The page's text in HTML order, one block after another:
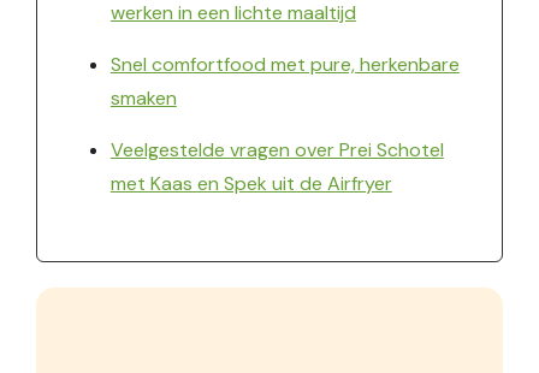
werken in een lichte maaltijd
Snel comfortfood met pure, herkenbare
smaken
Veelgestelde vragen over Prei Schotel
met Kaas en Spek uit de Airfryer